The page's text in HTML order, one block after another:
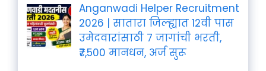
Anganwadi Helper Recruitment
2026 | सातारा जिल्ह्यात 12वी पास
उमेदवारांसाठी 7 जागांची भरती,
₹7,500 मानधन, अर्ज सुरू